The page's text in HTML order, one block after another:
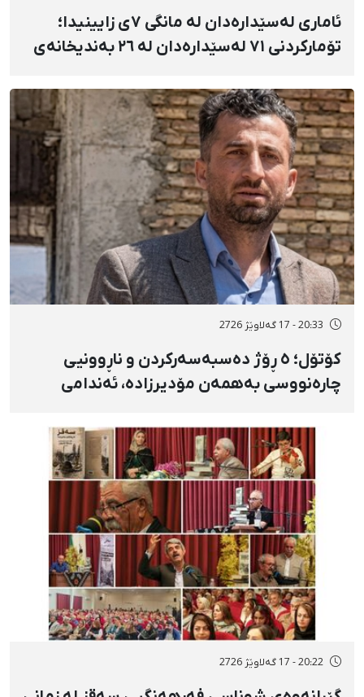
ئاماری لەسێدارەدان لە مانگی ٧ی زایینیدا؛
تۆمارکردنی ٧١ لەسێدارەدان لە ٢٦ بەندیخانەی
شوێنی نادیار و لەبەر چاوی خەڵکەوە
20:33 - 17 گەلاوێژ 2726
کۆتۆل؛ ٥ ڕۆژ دەسبەسەرکردن و ناڕوونیی
چارەنووسی بەهمەن مۆدیرزادە، ئەندامی
لە دژی لەسێدارەدان
20:22 - 17 گەلاوێژ 2726